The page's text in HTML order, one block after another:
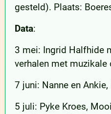
gesteld). Plaats:
Data:
3 mei: Ingrid Halfhide
verhalen met
7 juni: Nanne en
5 juli: Pyke Kroes,